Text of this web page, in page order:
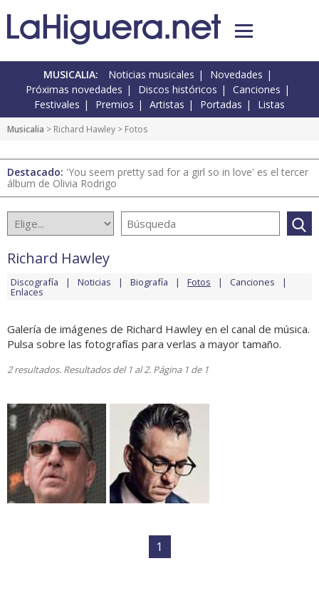
MUSICALIA: Noticias musicales
Novedades
Próximas novedades
Discos históricos
Canciones
Festivales
Premios Artistas Portadas Listas
Musicalia > Richard Hawley > Fotos
Destacado: 'You seem pretty sad for a girl so in love' es el tercer
álbum de Olivia Rodrigo
Richard Hawley
Discografía Noticias Biografía Fotos Canciones
Enlaces
Galería de imágenes de Richard Hawley en el canal de música.
Pulsa sobre las fotografías para verlas a mayor tamaño.
2 resultados. Resultados del 1 al 2. Página 1 de 1
1